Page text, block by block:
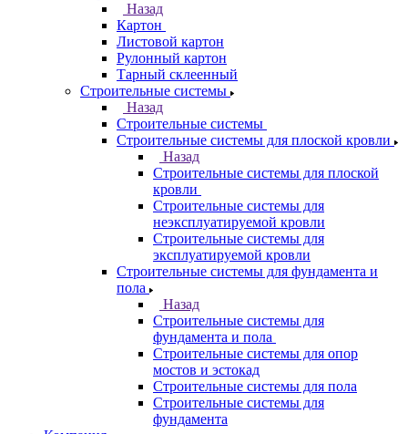
Назад
Картон
Листовой картон
Рулонный картон
Тарный склеенный
Строительные системы
Назад
Строительные системы
Строительные системы для плоской кровли
Назад
Строительные системы для плоской
кровли
Строительные системы для
неэксплуатируемой кровли
Строительные системы для
эксплуатируемой кровли
Строительные системы для фундамента и
пола
Назад
Строительные системы для
фундамента и пола
Строительные системы для опор
мостов и эстокад
Строительные системы для пола
Строительные системы для
фундамента